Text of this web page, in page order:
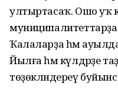
ултыртасаҡ. Ошо уҡ
муниципалитеттарҙа
Ҡалаларҙа һәм
Йылға һәм күлдәрҙе
төҙөкләндереү